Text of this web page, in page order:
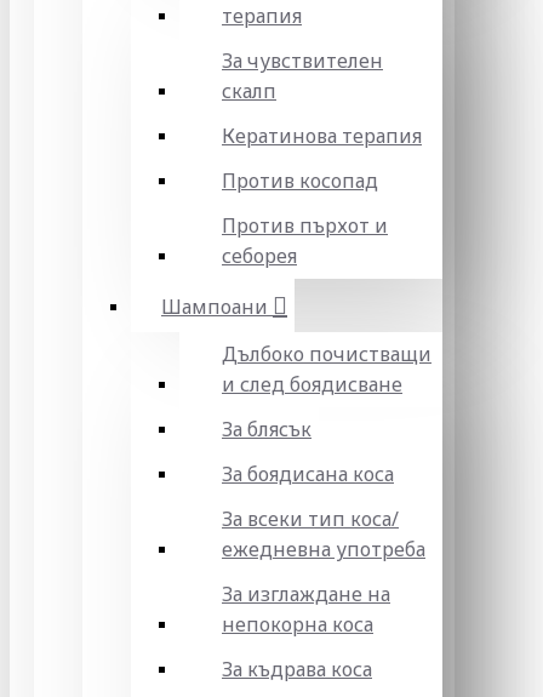
терапия
За чувствителен
скалп
Кератинова терапия
Против косопад
Против пърхот и
себорея
Шампоани
Дълбоко почистващи
и след боядисване
За блясък
За боядисана коса
За всеки тип коса/
ежедневна употреба
За изглаждане на
непокорна коса
За къдрава коса